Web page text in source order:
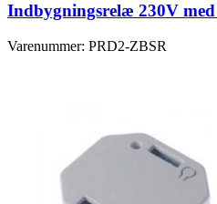
Indbygningsrelæ 230V
Varenummer: PRD2-ZBSR